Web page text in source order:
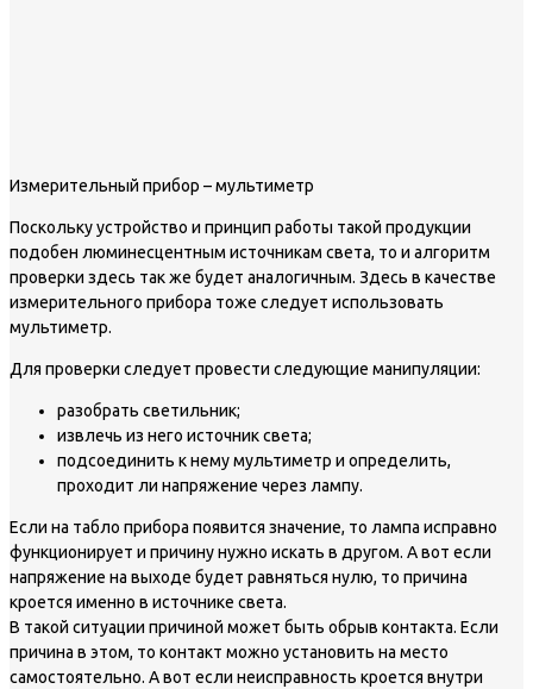
Измерительный прибор – мультиметр
Поскольку устройство и принцип работы такой продукции
подобен люминесцентным источникам света, то и алгоритм
проверки здесь так же будет аналогичным. Здесь в качестве
измерительного прибора тоже следует использовать
мультиметр.
Для проверки следует провести следующие манипуляции:
разобрать светильник;
извлечь из него источник света;
подсоединить к нему мультиметр и определить,
проходит ли напряжение через лампу.
Если на табло прибора появится значение, то лампа исправно
функционирует и причину нужно искать в другом. А вот если
напряжение на выходе будет равняться нулю, то причина
кроется именно в источнике света.
В такой ситуации причиной может быть обрыв контакта. Если
причина в этом, то контакт можно установить на место
самостоятельно. А вот если неисправность кроется внутри